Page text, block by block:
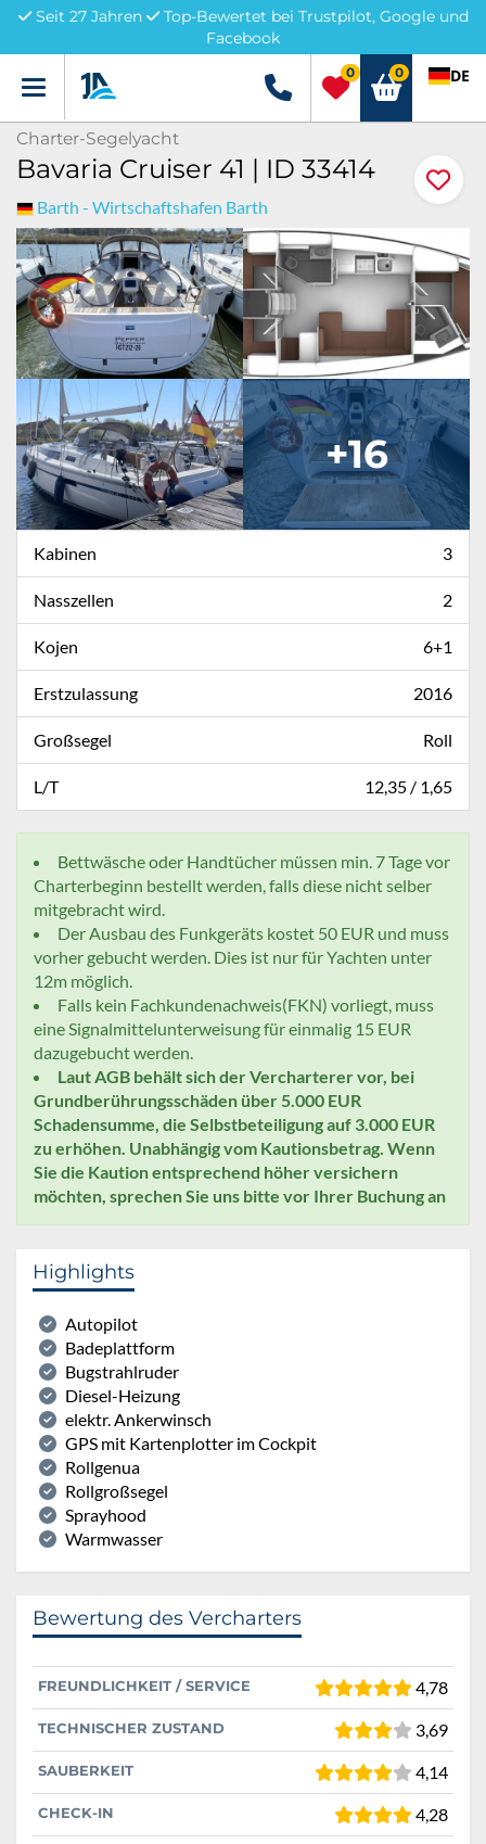
Seit 27 Jahren
Top-Bewertet bei Trustpilot, Google und
Facebook
Menü +49 5741 3222690
0 0 DE
Charter-Segelyacht
Bavaria Cruiser 41 | ID 33414
Barth - Wirtschaftshafen Barth
+16
Kabinen 3
Nasszellen 2
Kojen 6+1
Erstzulassung 2016
Großsegel Roll
L/T 12,35 / 1,65
Bettwäsche oder Handtücher müssen min. 7 Tage vor
Charterbeginn bestellt werden, falls diese nicht selber
mitgebracht wird.
Der Ausbau des Funkgeräts kostet 50 EUR und muss
vorher gebucht werden. Dies ist nur für Yachten unter
12m möglich.
Falls kein Fachkundenachweis(FKN) vorliegt, muss
eine Signalmittelunterweisung für einmalig 15 EUR
dazugebucht werden.
Laut AGB behält sich der Vercharterer vor, bei
Grundberührungsschäden über 5.000 EUR
Schadensumme, die Selbstbeteiligung auf 3.000 EUR
zu erhöhen. Unabhängig vom Kautionsbetrag. Wenn
Sie die Kaution entsprechend höher versichern
möchten, sprechen Sie uns bitte vor Ihrer Buchung an
Highlights
Autopilot
Badeplattform
Bugstrahlruder
Diesel-Heizung
elektr. Ankerwinsch
GPS mit Kartenplotter im Cockpit
Rollgenua
Rollgroßsegel
Sprayhood
Warmwasser
Bewertung des Vercharters
FREUNDLICHKEIT / SERVICE 4,78
TECHNISCHER ZUSTAND 3,69
SAUBERKEIT 4,14
CHECK-IN 4,28